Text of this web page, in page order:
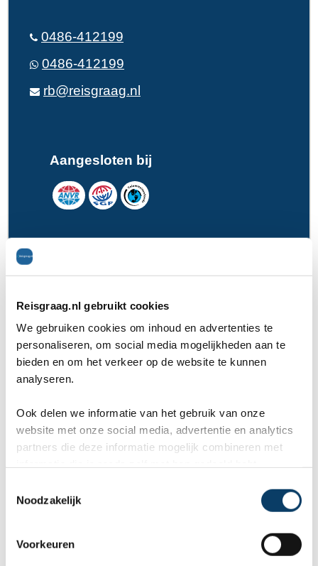
Reisgraag.nl gebruikt cookies
We gebruiken cookies om inhoud en advertenties te
personaliseren, om social media mogelijkheden aan te
bieden en om het verkeer op de website te kunnen
analyseren.
Ook delen we informatie van het gebruik van onze
website met onze social media, advertentie en analytics
partners die deze informatie mogelijk combineren met
Noodzakelijk
Voorkeuren
0486-412199
0486-412199
rb@reisgraag.nl
Aangesloten bij
Wil je ons complete aanbod voorItalie zien?
dan HIER.
Reisgraag.nl scoort een 9,8 in 569